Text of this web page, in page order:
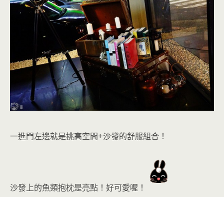
一進門左邊就是挑高空間+沙發的舒服組合 ！
沙發上的魚類抱枕是亮點！好可愛喔！